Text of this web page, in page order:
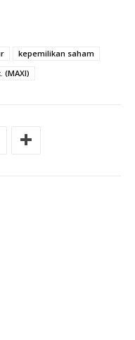
kepemilikan saham
(MAXI)